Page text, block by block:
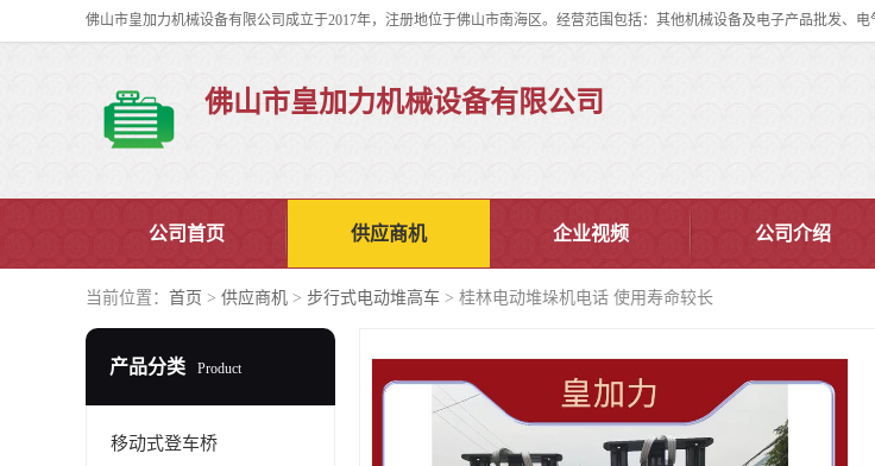
佛山市皇加力机械设备有限公司
公司首页 供应商机 企业视频 公司介绍
当前位置： 首页 > 供应商机 > 步行式电动堆高车 > 桂林电动堆垛机电话 使用寿命较长
产品分类 Product
移动式登车桥